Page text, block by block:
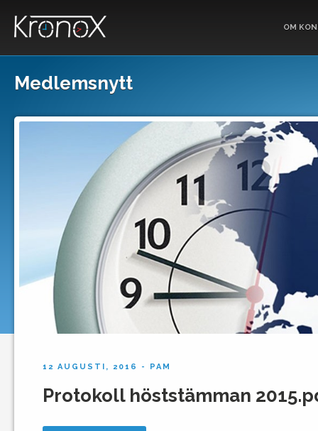
OM
Medlemsnytt
12 AUGUSTI, 2016 - PAM
Protokoll höststämman